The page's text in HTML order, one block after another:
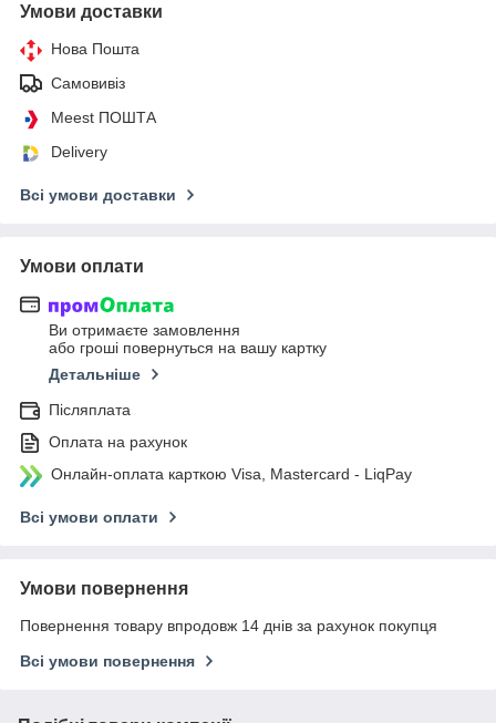
Умови доставки
Нова Пошта
Самовивіз
Meest ПОШТА
Delivery
Всі умови доставки
Умови оплати
Ви отримаєте замовлення
або гроші повернуться на вашу картку
Детальніше
Післяплата
Оплата на рахунок
Онлайн-оплата карткою Visa, Mastercard - LiqPay
Всі умови оплати
Умови повернення
Повернення товару впродовж 14 днів за рахунок покупця
Всі умови повернення